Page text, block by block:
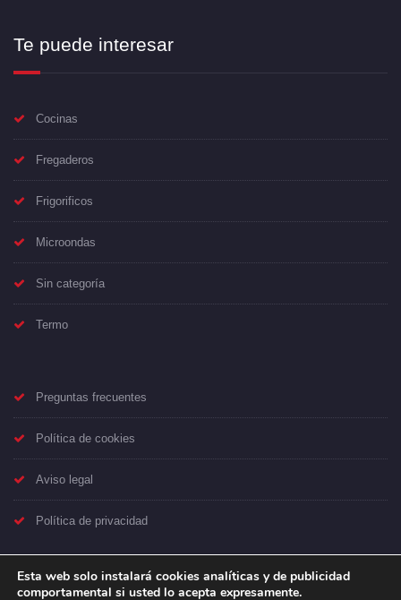
Te puede interesar
Cocinas
Fregaderos
Frigorificos
Microondas
Sin categoría
Termo
Preguntas frecuentes
Política de cookies
Aviso legal
Política de privacidad
Esta web solo instalará cookies analíticas y de publicidad
comportamental si usted lo acepta expresamente.